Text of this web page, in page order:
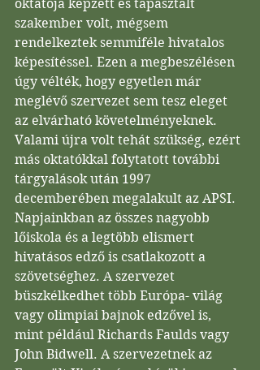
oktatója képzett és tapasztalt
szakember volt, mégsem
rendelkeztek semmiféle hivatalos
képesítéssel. Ezen a megbeszélésen
úgy vélték, hogy egyetlen már
meglévő szervezet sem tesz eleget
az elvárható követelményeknek.
Valami újra volt tehát szükség, ezért
más oktatókkal folytatott további
tárgyalások után 1997
decemberében megalakult az APSI.
Napjainkban az összes nagyobb
lőiskola és a legtöbb elismert
hivatásos edző is csatlakozott a
szövetséghez. A szervezet
büszkélkedhet több Európa- világ
vagy olimpiai bajnok edzővel is,
mint például Richards Faulds vagy
John Bidwell. A szervezetnek az